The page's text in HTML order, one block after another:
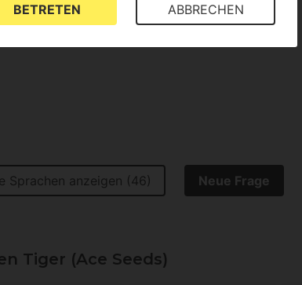
Produkt liegen keine Bewertungen vor
Sprachen anzeigen (46) Neue Frage
Tiger (Ace Seeds)
BETRETEN ABBRECHEN